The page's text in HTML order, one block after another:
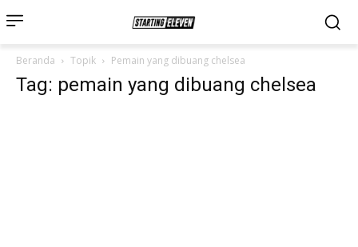
Beranda Topik Pemain yang dibuang chelsea
Tag: pemain yang dibuang chelsea